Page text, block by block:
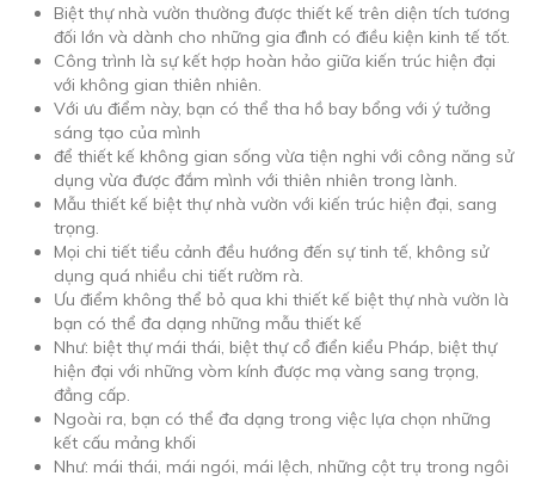
Biệt thự nhà vườn thường được thiết kế trên diện tích tương
đối lớn và dành cho những gia đình có điều kiện kinh tế tốt.
Công trình là sự kết hợp hoàn hảo giữa kiến trúc hiện đại
với không gian thiên nhiên.
Với ưu điểm này, bạn có thể tha hồ bay bổng với ý tưởng
sáng tạo của mình
để thiết kế không gian sống vừa tiện nghi với công năng sử
dụng vừa được đắm mình với thiên nhiên trong lành.
Mẫu thiết kế biệt thự nhà vườn với kiến trúc hiện đại, sang
trọng.
Mọi chi tiết tiểu cảnh đều hướng đến sự tinh tế, không sử
dụng quá nhiều chi tiết rườm rà.
Ưu điểm không thể bỏ qua khi thiết kế biệt thự nhà vườn là
bạn có thể đa dạng những mẫu thiết kế
Như: biệt thự mái thái, biệt thự cổ điển kiểu Pháp, biệt thự
hiện đại với những vòm kính được mạ vàng sang trọng,
đẳng cấp.
Ngoài ra, bạn có thể đa dạng trong việc lựa chọn những
kết cấu mảng khối
Như: mái thái, mái ngói, mái lệch, những cột trụ trong ngôi